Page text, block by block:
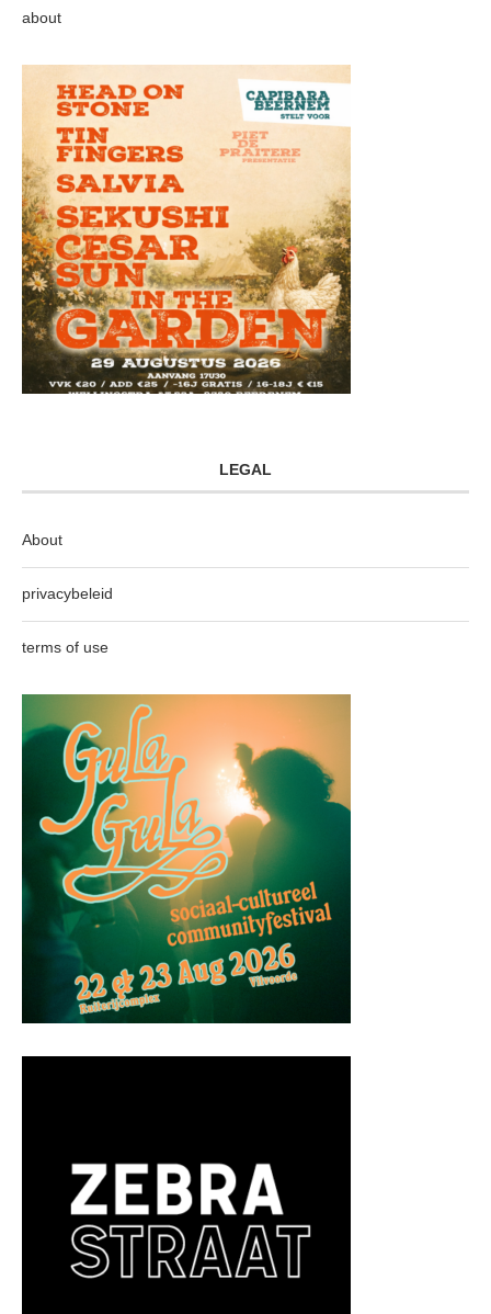
about
LEGAL
About
privacybeleid
terms of use